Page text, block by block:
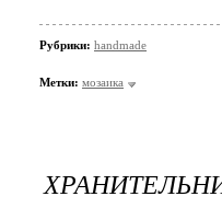
Рубрики: handmade
Метки: мозаика